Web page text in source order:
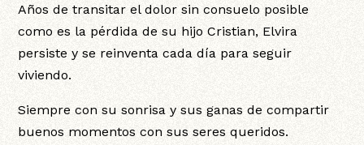
Años de transitar el dolor sin consuelo posible
como es la pérdida de su hijo Cristian, Elvira
persiste y se reinventa cada día para seguir
viviendo.
Siempre con su sonrisa y sus ganas de compartir
buenos momentos con sus seres queridos.